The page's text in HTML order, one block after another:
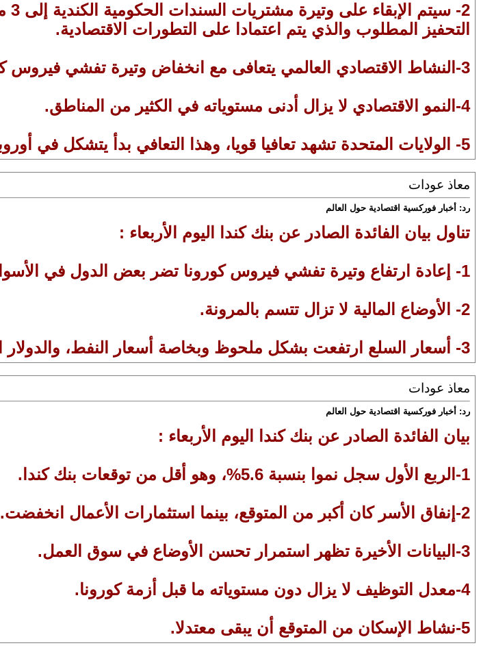
التحفيز المطلوب والذي يتم اعتمادا على التطورات الاقتصادية.
3-النشاط الاقتصادي العالمي يتعافى مع انخفاض وتيرة تفشي فيروس كورونا داخل الكثير من الدول.
4-النمو الاقتصادي لا يزال أدنى مستوياته في الكثير من المناطق.
5- الولايات المتحدة تشهد تعافيا قويا، وهذا التعافي بدأ يتشكل في أوروبا.
معاذ عودات
رد: أخبار فوركسية اقتصادية حول العالم
تناول بيان الفائدة الصادر عن بنك كندا اليوم الأربعاء :
1- إعادة ارتفاع وتيرة تفشي فيروس كورونا تضر بعض الدول في الأسواق الناشئة.
2- الأوضاع المالية لا تزال تتسم بالمرونة.
3- أسعار السلع ارتفعت بشكل ملحوظ وبخاصة أسعار النفط، والدولار الكندي استفاد بقوة من ذلك.
معاذ عودات
رد: أخبار فوركسية اقتصادية حول العالم
بيان الفائدة الصادر عن بنك كندا اليوم الأربعاء :
1-الربع الأول سجل نموا بنسبة 5.6%، وهو أقل من توقعات بنك كندا.
2-إنفاق الأسر كان أكبر من المتوقع، بينما استثمارات الأعمال انخفضت.
3-البيانات الأخيرة تظهر استمرار تحسن الأوضاع في سوق العمل.
4-معدل التوظيف لا يزال دون مستوياته ما قبل أزمة كورونا.
5-نشاط الإسكان من المتوقع أن يبقى معتدلا.